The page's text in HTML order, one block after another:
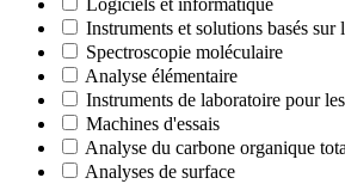
Logiciels et informatique
Instruments et solutions basés
Spectroscopie moléculaire
Analyse élémentaire
Instruments de laboratoire pour
Machines d'essais
Analyse du carbone organique
Analyses de surface